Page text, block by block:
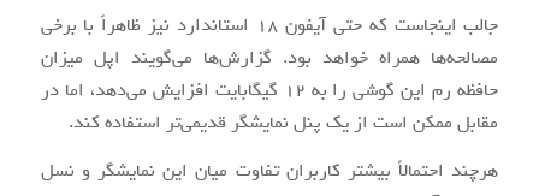
جالب اینجاست که حتی آیفون ۱۸ استاندارد نیز ظاهراً با برخی
مصالحه‌ها همراه خواهد بود. گزارش‌ها می‌گویند اپل میزان
حافظه رم این گوشی را به 12 گیگابایت افزایش می‌دهد، اما در
مقابل ممکن است از یک پنل نمایشگر قدیمی‌تر استفاده کند.
هرچند احتمالاً بیشتر کاربران تفاوت میان این نمایشگر و نسل